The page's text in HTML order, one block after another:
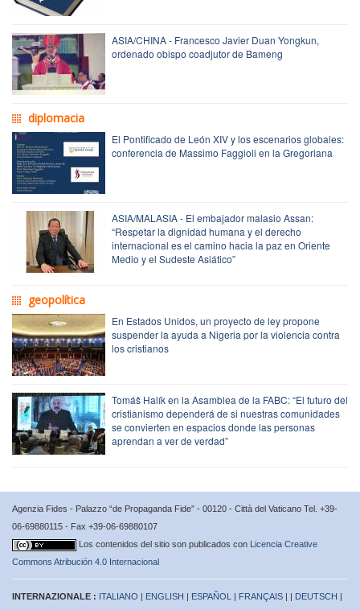
ASIA/CHINA - Francesco Javier Duan Yongkun,
ordenado obispo coadjutor de Bameng
diplomacia
El Pontificado de León XIV y los escenarios globales:
conferencia de Massimo Faggioli en la Gregoriana
ASIA/MALASIA - El embajador malasio Assan:
“Respetar la dignidad humana y el derecho
internacional es el camino hacia la paz en Oriente
Medio y el Sudeste Asiático”
geopolítica
En Estados Unidos, un proyecto de ley propone
suspender la ayuda a Nigeria por la violencia contra
los cristianos
Tomáš Halík en la Asamblea de la FABC: “El futuro del
cristianismo dependerá de si nuestras comunidades
se convierten en espacios donde las personas
aprendan a ver de verdad”
Agenzia Fides - Palazzo “de Propaganda Fide” - 00120 - Città del Vaticano Tel. +39-
06-69880115 - Fax +39-06-69880107
Los contenidos del sitio son publicados con Licencia Creative
Commons Atribución 4.0 Internacional
INTERNAZIONALE : ITALIANO | ENGLISH | ESPAÑOL | FRANÇAIS | | DEUTSCH |